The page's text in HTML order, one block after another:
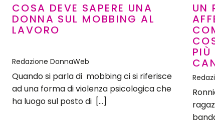
COSA DEVE SAPERE UNA
DONNA SUL MOBBING AL
LAVORO
Redazione DonnaWeb
Quando si parla di mobbing ci si riferisce
ad una forma di violenza psicologica che
ha luogo sul posto di […]
UN
PIÙ